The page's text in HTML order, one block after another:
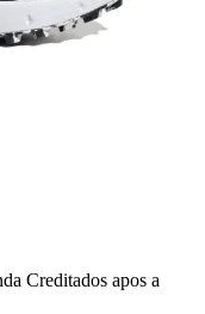
Creditados apos a